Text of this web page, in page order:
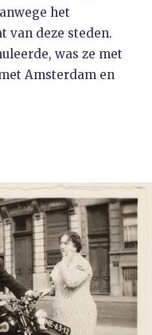
het
deze steden.
was ze met
Amsterdam en